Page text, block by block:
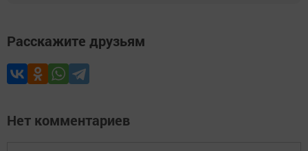
Расскажите друзьям
Нет комментариев